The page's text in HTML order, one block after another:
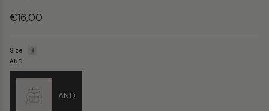
€16,00
Size
AND
AND